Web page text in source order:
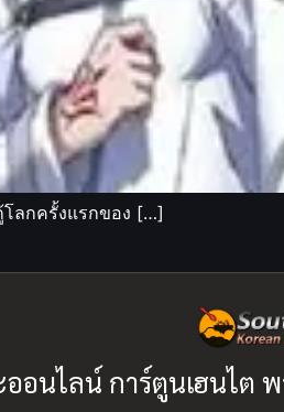
โลกครั้งแรกของ […]
ออนไลน์ การ์ตูนเฮนไต